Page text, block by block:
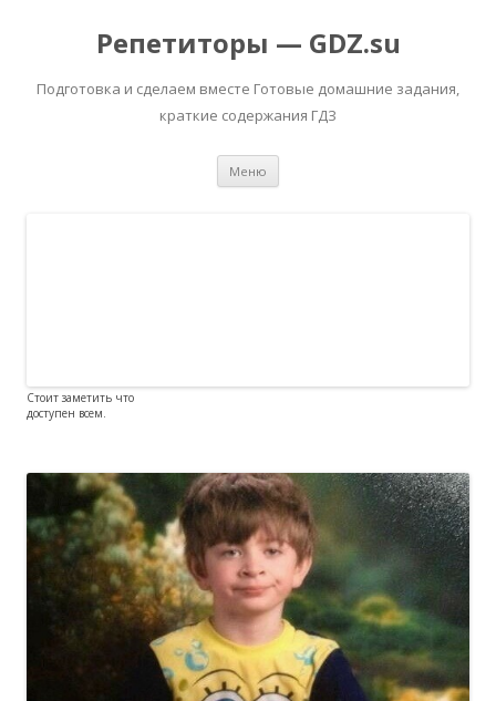
Репетиторы — GDZ.su
Подготовка и сделаем вместе Готовые домашние задания,
краткие содержания ГДЗ
Меню
Стоит заметить что
доступен всем.